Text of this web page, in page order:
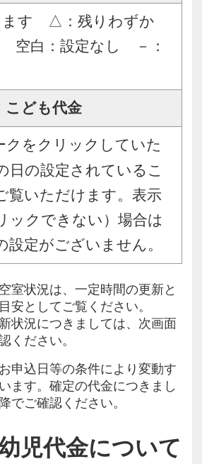
ます △：残りわずか
空白：設定なし －：
こども代金
クをクリックしていた
日の設定されているこ
覧いただけます。表示
ックできない）場合は
設定がございません。
室状況は、一定時間の更新と
安としてご覧ください。
状況につきましては、次画面
ください。
申込日等の条件により変動す
ます。確定の代金につきまし
でご確認ください。
児代金について